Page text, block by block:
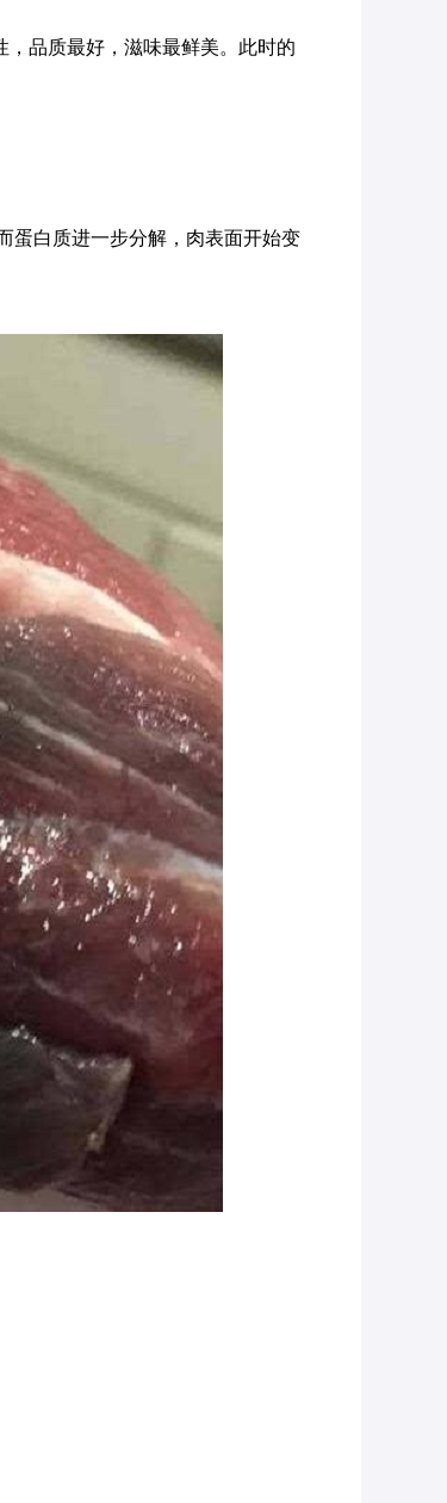
品质最好，滋味最鲜美。此时的
蛋白质进一步分解，肉表面开始变